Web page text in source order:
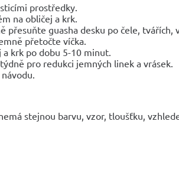
prostředky.
na obličej a krk.
přesuňte guasha desku po čele,
přetočte víčka.
krk po dobu 5-10 minut.
pro redukci jemných linek a vrásek.
stejnou barvu, vzor, ​​tloušťku,